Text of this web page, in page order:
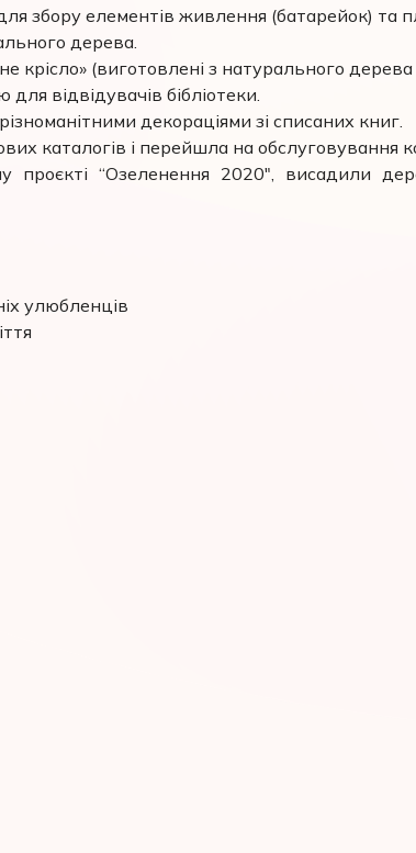
збору елементів живлення (батарейок) та
дерева.
крісло» (виготовлені з натурального
відвідувачів бібліотеки.
декораціями зі списаних книг.
каталогів і перейшла на обслуговування
проєкті “Озеленення 2020", висадили
улюбленців